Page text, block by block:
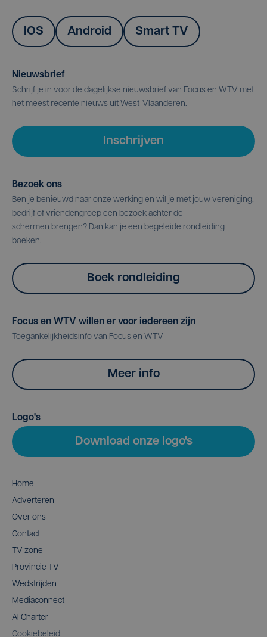
IOS Android Smart TV
Nieuwsbrief
Schrijf je in voor de dagelijkse nieuwsbrief van Focus en WTV met
het meest recente nieuws uit West-Vlaanderen.
Inschrijven
Bezoek ons
Ben je benieuwd naar onze werking en wil je met jouw vereniging,
bedrijf of vriendengroep een bezoek achter de
schermen brengen? Dan kan je een begeleide rondleiding
boeken.
Boek rondleiding
Focus en WTV willen er voor iedereen zijn
Toegankelijkheidsinfo van Focus en WTV
Meer info
Logo's
Download onze logo's
Home
Adverteren
Over ons
Contact
TV zone
Provincie TV
Wedstrijden
Mediaconnect
AI Charter
Cookiebeleid